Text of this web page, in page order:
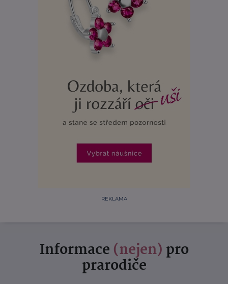
REKLAMA
Informace (nejen) pro
prarodiče